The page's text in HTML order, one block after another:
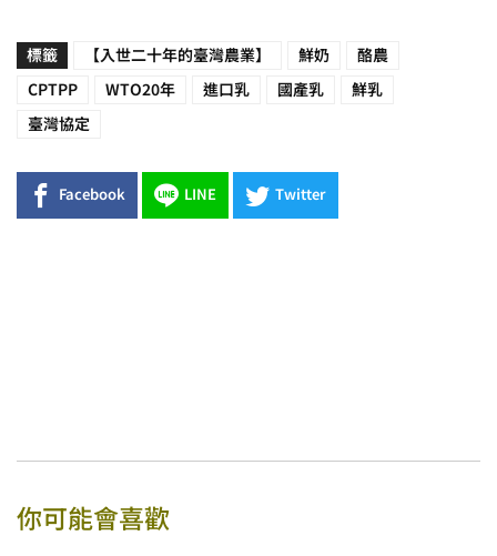
標籤 【入世二十年的臺灣農業】 鮮奶 酪農
CPTPP WTO20年 進口乳 國產乳 鮮乳
臺灣協定
Facebook LINE Twitter
你可能會喜歡